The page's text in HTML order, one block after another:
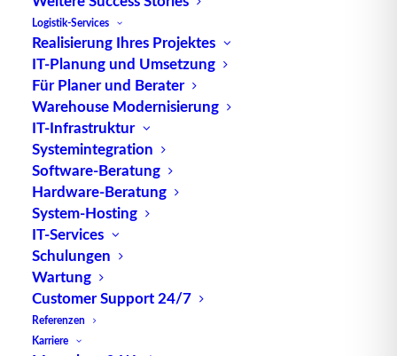
Logistik-Services
Realisierung Ihres Projektes
IT-Planung und Umsetzung
Für Planer und Berater
Warehouse Modernisierung
IT-Infrastruktur
Systemintegration
Software-Beratung
Hardware-Beratung
System-Hosting
IT-Services
Schulungen
Wartung
Customer Support 24/7
Referenzen
Karriere
Funktionen
automatisiert den Prozess der Frachtabrechnung,
indem es Frachtkosten, Provisionen, Steuern und
Gebühren berechnet, abrechnet und verfolgt. Es
bietet auch Funktionen zur Überprüfung von
Rechnungen, zur Streitbeilegung und zur
Erstellung von Berichten für Finanzanalysen und
Audits.
Anwendungen von CASS:
verschiedenen Akteuren im Luftfrachtbereich
verwendet, darunter Fluggesellschaften,
Frachtspediteure, Frachtagenten und Luftfracht-
Abrechnungszentren. Es erleichtert die
Abwicklung von Frachtabrechnungen und trägt